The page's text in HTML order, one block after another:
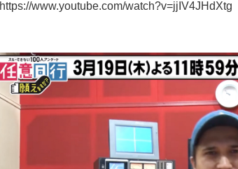
https://www.youtube.com/watch?v=jjIV4JHdXtg